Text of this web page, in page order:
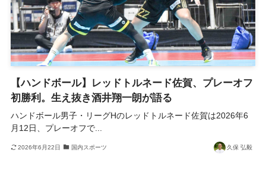
【ハンドボール】レッドトルネード佐賀、プレーオフ
初勝利。生え抜き酒井翔一朗が語る
ハンドボール男子・リーグHのレッドトルネード佐賀は2026年6
月12日、プレーオフで...
2026年6月22日 国内スポーツ 久保 弘毅